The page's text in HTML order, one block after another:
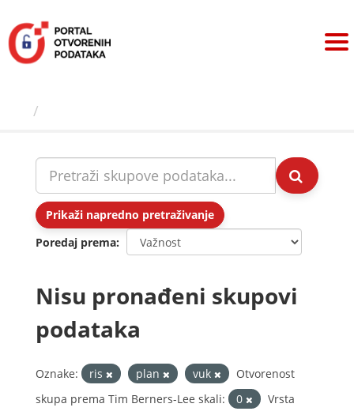
sadržaj
Prikaži napredno pretraživanje
Poredaj prema
Nisu pronađeni skupovi
podataka
Oznake: ris plan vuk
Otvorenost
skupa prema Tim Berners-Lee skali:
0
Vrsta